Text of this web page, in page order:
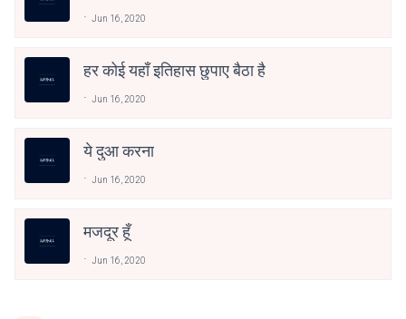
Jun 16, 2020
हर कोई यहाँ इतिहास छुपाए बैठा है
Jun 16, 2020
ये दुआ करना
Jun 16, 2020
मजदूर हूँ
Jun 16, 2020